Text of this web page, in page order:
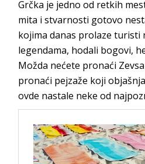
Grčka je jedno od retkih
mita i stvarnosti gotovo
kojima danas prolaze turisti
legendama, hodali bogovi,
Možda nećete pronaći
pronaći pejzaže koji
ovde nastale neke od